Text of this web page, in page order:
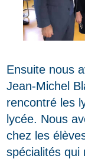
Ensuite nous
Jean-Michel
rencontré les
lycée. Nous
chez les
spécialités qui